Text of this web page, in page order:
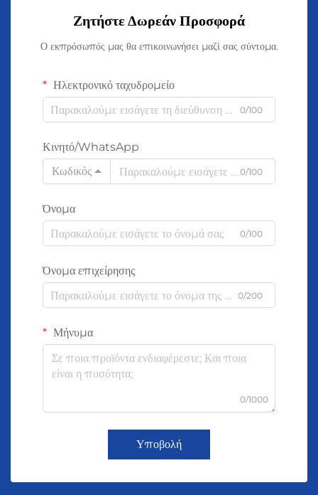
Ζητήστε Δωρεάν Προσφορά
Ο εκπρόσωπός μας θα επικοινωνήσει μαζί σας σύντομα.
Ηλεκτρονικό ταχυδρομείο
0/100
Κινητό/WhatsApp
Κωδικός
0/100
Όνομα
0/100
Όνομα επιχείρησης
0/200
Μήνυμα
0/1000
Υποβολή